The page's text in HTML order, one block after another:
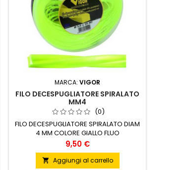
MARCA: VIGOR
FILO DECESPUGLIATORE SPIRALATO
MM4
(0)
FILO DECESPUGLIATORE SPIRALATO DIAM
4 MM COLORE GIALLO FLUO
PROFESSIONALE ALTA FLESSIBILITA'
OTTIMA RESISTENZA ABRASIONE
MATASSA DA 30 METRI
Prezzo
9,50 €
 Aggiungi al carrello